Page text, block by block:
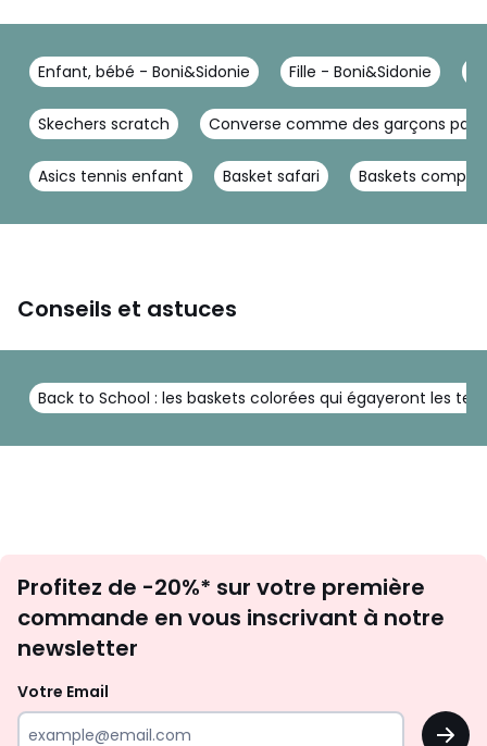
Enfant, bébé - Boni&Sidonie Fille - Boni&Sidonie
Skechers scratch Converse comme des garçons pas
Asics tennis enfant Basket safari Baskets
Conseils et astuces
Back to School : les baskets colorées qui égayeront les
newsletter
Profitez de -20%* sur votre première
commande en vous inscrivant à notre
newsletter
Votre Email
OK